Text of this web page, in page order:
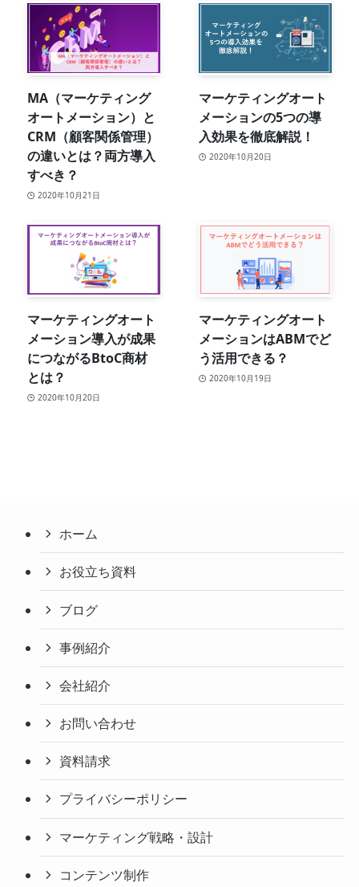
MA（マーケティング
オートメーション）と
CRM（顧客関係管理）
の違いとは？両方導入
すべき？
2020年10月21日
マーケティングオート
メーションの5つの導
入効果を徹底解説！
2020年10月20日
マーケティングオート
メーション導入が成果
につながるBtoC商材
とは？
2020年10月20日
マーケティングオート
メーションはABMでど
う活用できる？
2020年10月19日
ホーム
お役立ち資料
ブログ
事例紹介
会社紹介
お問い合わせ
資料請求
プライバシーポリシー
マーケティング戦略・設計
コンテンツ制作